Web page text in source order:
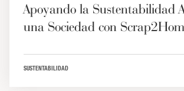
Apoyando la Sustentabilidad
una Sociedad con
SUSTENTABILIDAD